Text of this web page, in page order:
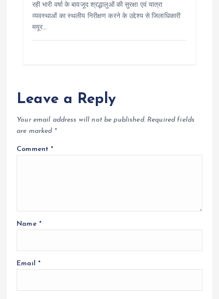
रही भारी वर्षा के बावजूद श्रद्धालुओं की सुरक्षा एवं यात्रा
व्यवस्थाओं का स्थलीय निरीक्षण करने के उद्देश्य से जिलाधिकारी
मयूर…
Leave a Reply
Your email address will not be published. Required fields
are marked *
Comment*
Name *
Email *